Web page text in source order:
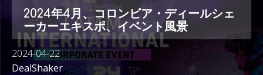
2024年4月、コロンビア・ディールシェ
ーカーエキスポ、イベント風景
2024-04-22
DealShaker